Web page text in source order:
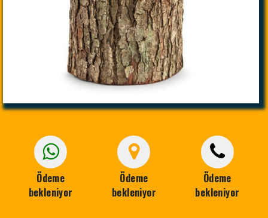
Ödeme
bekleniyor
Ödeme
bekleniyor
Ödeme
bekleniyor